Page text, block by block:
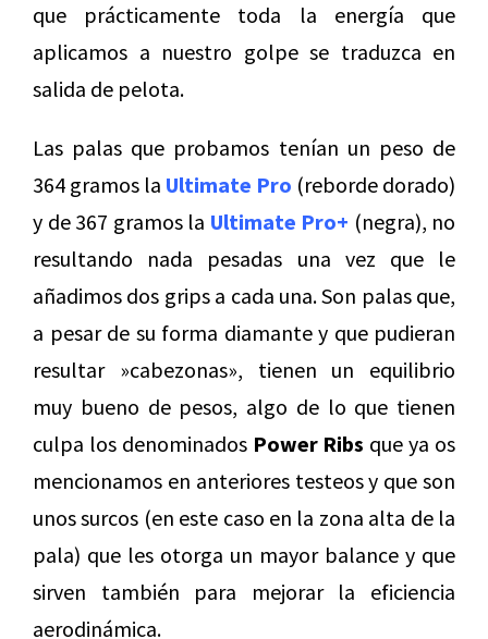
que prácticamente toda la energía que
aplicamos a nuestro golpe se traduzca en
salida de pelota.
Las palas que probamos tenían un peso de
364 gramos la Ultimate Pro (reborde dorado)
y de 367 gramos la Ultimate Pro+ (negra), no
resultando nada pesadas una vez que le
añadimos dos grips a cada una. Son palas que,
a pesar de su forma diamante y que pudieran
resultar »cabezonas», tienen un equilibrio
muy bueno de pesos, algo de lo que tienen
culpa los denominados Power Ribs que ya os
mencionamos en anteriores testeos y que son
unos surcos (en este caso en la zona alta de la
pala) que les otorga un mayor balance y que
sirven también para mejorar la eficiencia
aerodinámica.